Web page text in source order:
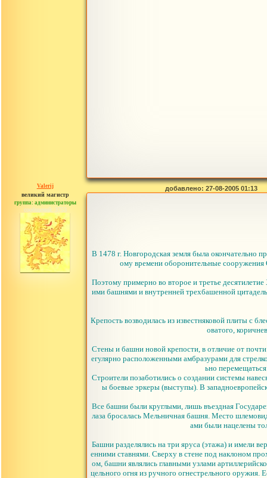
Valerij
великий магистр
группа: администраторы
сообщений: 3753
добавлено: 27-08-2005 01:13
В 1478 г. Новгородская земля была окончательно
ому времени оборонительные сооружения
Поэтому примерно во второе и третье
ими башнями и внутренней трехбашенной
Крепость возводилась из известняковой плиты с
оватого,
Стены и башни новой крепости, в отличие от
егулярно расположенными амбразурами для
ьно
Строители позаботились о создании системы
ы боевые эркеры (выступы). В
Все башни были круглыми, лишь въездная
лаза бросалась Мельничная башня. Место
ами были нацелены
Башни разделялись на три яруса (этажа) и имели
енними ставнями. Сверху в стене под наклоном
ом, башни являлись главными узлами
цельного огня из ручного огнестрельного